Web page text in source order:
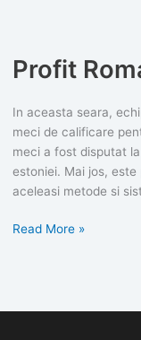
Profit
In aceasta seara,
meci de calificare
meci a fost disputat
estoniei. Mai jos,
aceleasi metode si
Profit
Read More »